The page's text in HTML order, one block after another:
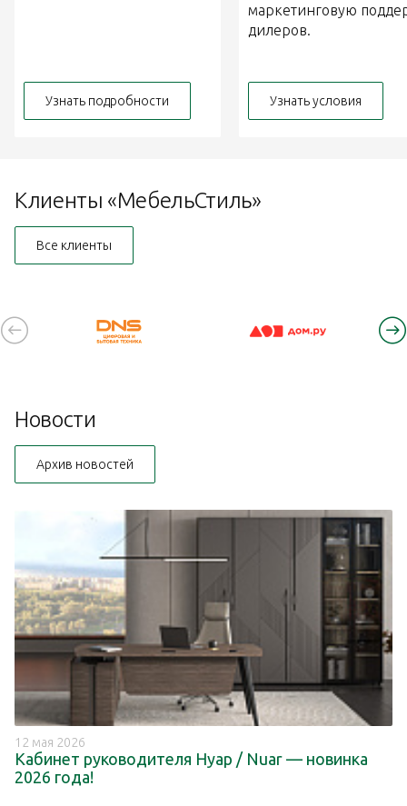
Узнать подробности
маркетинговую
дилеров.
Узнать условия
Клиенты «МебельСтиль»
Все клиенты
Новости
Архив новостей
12 мая 2026
Кабинет руководителя Нуар / Nuar — новинка
2026 года!